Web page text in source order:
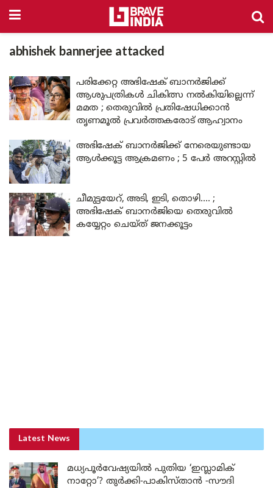
abhishek bannerjee attacked
പരിക്കേറ്റ അഭിഷേക് ബാനർജിക്ക്
ആശുപത്രികൾ ചികിത്സ നൽകിയില്ലെന്ന്
മമത ; തെരുവിൽ പ്രതിഷേധിക്കാൻ
തൃണമൂൽ പ്രവർത്തകരോട് ആഹ്വാനം
അഭിഷേക് ബാനർജിക്ക് നേരെയുണ്ടായ
ആൾക്കൂട്ട ആക്രമണം ; 5 പേർ അറസ്റ്റിൽ
ചീമുട്ടയേറ്, അടി, ഇടി, തൊഴി…. ;
അഭിഷേക് ബാനർജിയെ തെരുവിൽ
കയ്യേറ്റം ചെയ്ത് ജനക്കൂട്ടം
Latest News
മധ്യപൂർവേഷ്യയിൽ പുതിയ ‘ഇസ്ലാമിക്
നാറ്റോ’? തുർക്കി-പാകിസ്താൻ -സൗദി